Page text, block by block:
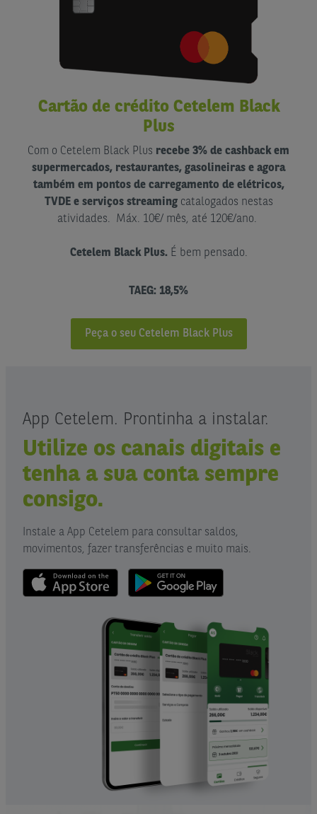
Cartão de crédito Cetelem Black
Plus
Com o Cetelem Black Plus recebe 3% de cashback em
supermercados, restaurantes, gasolineiras e agora
também em pontos de carregamento de elétricos,
TVDE e serviços streamingcatalogados nestas
atividades. Máx. 10€/ mês, até 120€/ano.
Cetelem Black Plus. É bem pensado.
TAEG: 18,5%
Peça o seu Cetelem Black Plus
App Cetelem. Prontinha a instalar.
Utilize os canais digitais e
tenha a sua conta sempre
consigo.
Instale a App Cetelem para consultar saldos,
movimentos, fazer transferências e muito mais.